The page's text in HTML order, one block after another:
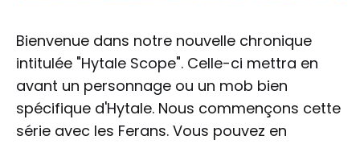
Bienvenue dans notre nouvelle chronique
intitulée "Hytale Scope". Celle-ci mettra en
avant un personnage ou un mob bien
spécifique d'Hytale. Nous commençons cette
série avec les Ferans. Vous pouvez en